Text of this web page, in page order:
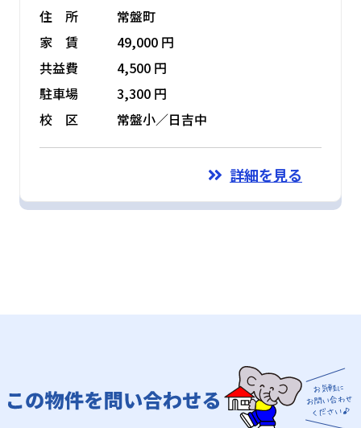
住 所
常盤町
家 賃
49,000 円
共益費
4,500 円
駐車場
3,300 円
校 区
常盤小／日吉中
詳細を見る